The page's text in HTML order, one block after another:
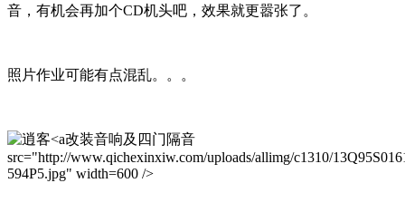
音，有机会再加个CD机头吧，效果就更嚣张了。
照片作业可能有点混乱。。。
改装音响及四门隔音
src="http://www.qichexinxiw.com/uploads/allimg/c1310/
594P5.jpg" width=600 />